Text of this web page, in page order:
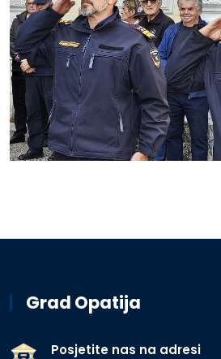
Grad Opatija
Posjetite nas na adresi